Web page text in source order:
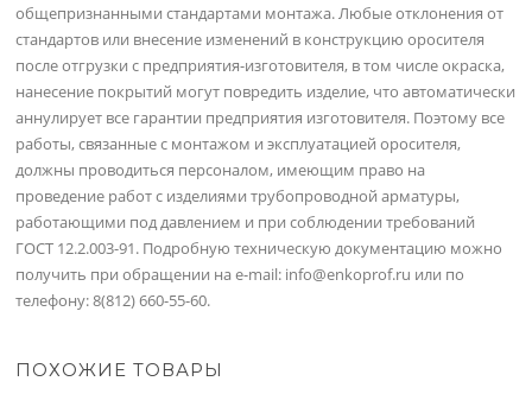
общепризнанными стандартами монтажа. Любые отклонения от
стандартов или внесение изменений в конструкцию оросителя
после отгрузки с предприятия-изготовителя, в том числе окраска,
нанесение покрытий могут повредить изделие, что автоматически
аннулирует все гарантии предприятия изготовителя. Поэтому все
работы, связанные с монтажом и эксплуатацией оросителя,
должны проводиться персоналом, имеющим право на
проведение работ с изделиями трубопроводной арматуры,
работающими под давлением и при соблюдении требований
ГОСТ 12.2.003-91. Подробную техническую документацию можно
получить при обращении на e-mail: info@enkoprof.ru или по
телефону: 8(812) 660-55-60.
ПОХОЖИЕ ТОВАРЫ